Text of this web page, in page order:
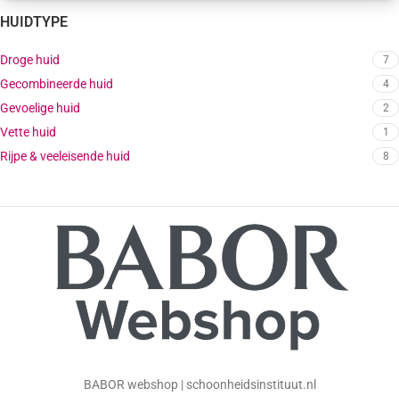
HUIDTYPE
Droge huid 7
Gecombineerde huid 4
Gevoelige huid 2
Vette huid 1
Rijpe & veeleisende huid 8
BABOR webshop | schoonheidsinstituut.nl